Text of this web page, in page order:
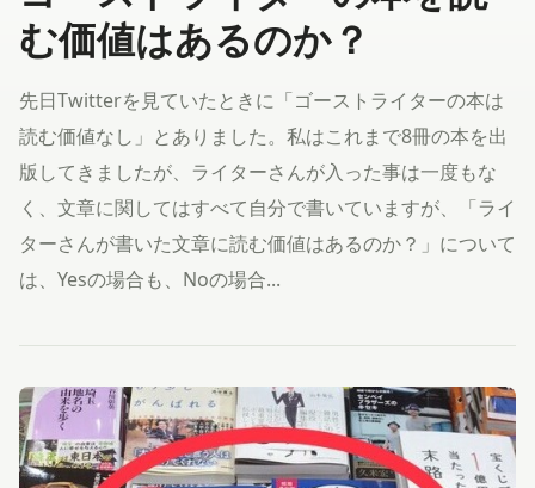
む価値はあるのか？
先日Twitterを見ていたときに「ゴーストライターの本は
読む価値なし」とありました。私はこれまで8冊の本を出
版してきましたが、ライターさんが入った事は一度もな
く、文章に関してはすべて自分で書いていますが、「ライ
ターさんが書いた文章に読む価値はあるのか？」について
は、Yesの場合も、Noの場合...